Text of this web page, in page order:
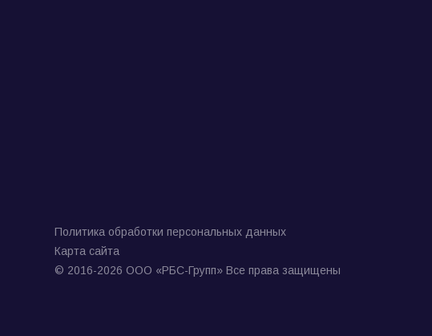
Политика обработки персональных данных
Карта сайта
© 2016-2026 ООО «РБС-Групп» Все права защищены